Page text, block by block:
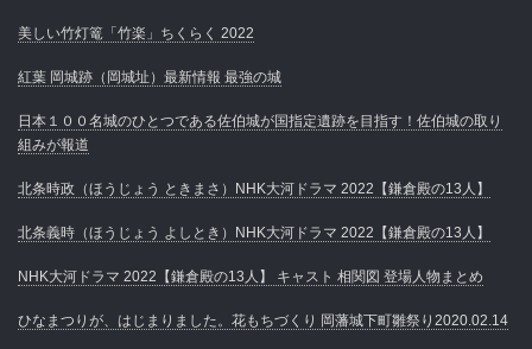
美しい竹灯篭「竹楽」ちくらく 2022
紅葉 岡城跡（岡城址）最新情報 最強の城
日本１００名城のひとつである佐伯城が国指定遺跡を目指す！佐伯城の取り
組みが報道
北条時政（ほうじょう ときまさ）NHK大河ドラマ 2022【鎌倉殿の13人】
北条義時（ほうじょう よしとき）NHK大河ドラマ 2022【鎌倉殿の13人】
NHK大河ドラマ 2022【鎌倉殿の13人】 キャスト 相関図 登場人物まとめ
ひなまつりが、はじまりました。花もちづくり 岡藩城下町雛祭り2020.02.14